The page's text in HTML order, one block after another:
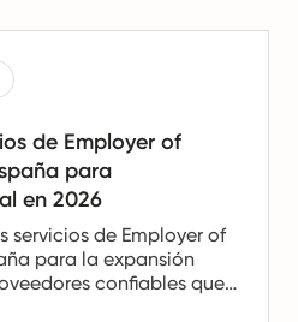
de Employer of
para
en 2026
servicios de Employer of
para la expansión
confiables que